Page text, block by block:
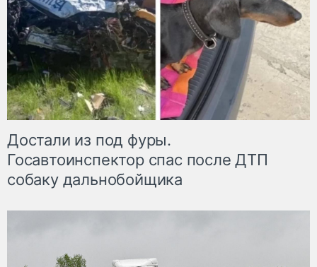
Достали из под фуры.
Госавтоинспектор спас после ДТП
собаку дальнобойщика